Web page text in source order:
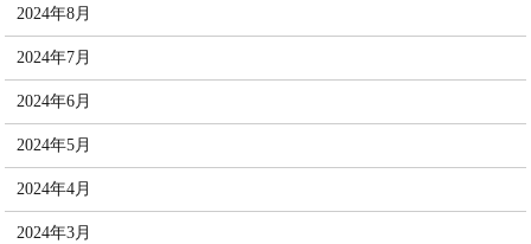
2024年8月
2024年7月
2024年6月
2024年5月
2024年4月
2024年3月